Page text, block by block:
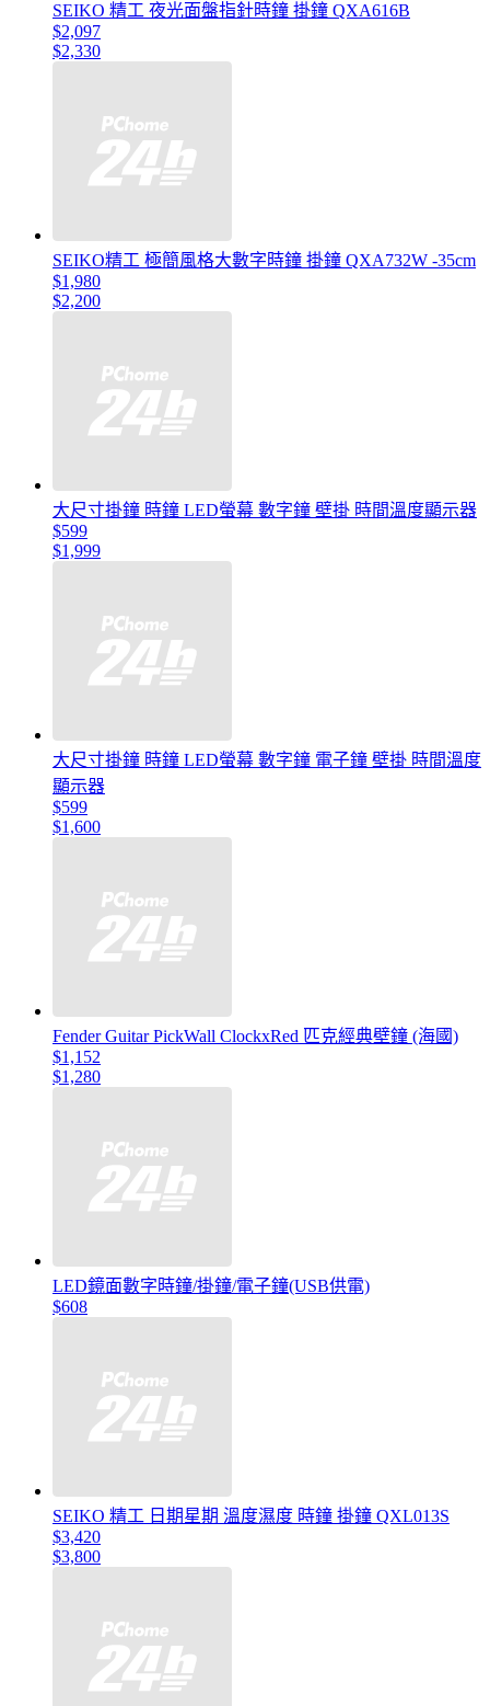
SEIKO 精工 夜光面盤指針時鐘 掛鐘 QXA616B
$2,097
$2,330
SEIKO精工 極簡風格大數字時鐘 掛鐘 QXA732W -35cm
$1,980
$2,200
大尺寸掛鐘 時鐘 LED螢幕 數字鐘 壁掛 時間溫度顯示器
$599
$1,999
大尺寸掛鐘 時鐘 LED螢幕 數字鐘 電子鐘 壁掛 時間溫度
顯示器
$599
$1,600
Fender Guitar PickWall ClockxRed 匹克經典壁鐘 (海國)
$1,152
$1,280
LED鏡面數字時鐘/掛鐘/電子鐘(USB供電)
$608
SEIKO 精工 日期星期 溫度濕度 時鐘 掛鐘 QXL013S
$3,420
$3,800